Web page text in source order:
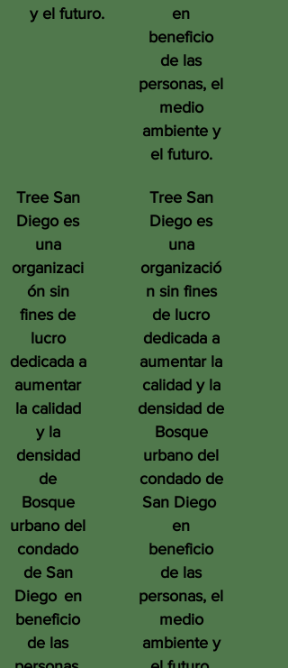
y el futuro.
Tree San
Diego es
una
organizaci
ón sin
fines de
lucro
dedicada a
aumentar
la calidad
y la
densidad
de
Bosque
urbano del
condado
de San
Diego en
beneficio
de las
en
beneficio
de las
personas, el
medio
ambiente y
el futuro.
Tree San
Diego es
una
organizació
n sin fines
de lucro
dedicada a
aumentar la
calidad y la
densidad de
Bosque
urbano del
condado de
San Diego
en
beneficio
de las
personas, el
medio
ambiente y